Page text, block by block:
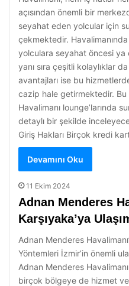
açısından önemli bir
seyahat eden yolcular için
çekmektedir.
yolculara seyahat öncesi ya
yanı sıra çeşitli kolaylıklar
avantajları ise bu
cazip hale getirmektedir.
Havalimanı lounge’larında
detaylı bir şekilde
Giriş Hakları Birçok kredi
Devamını Oku
11 Ekim 2024
Adnan Menderes
Karşıyaka’ya
Adnan Menderes
Yöntemleri İzmir’in önemli
Adnan Menderes
birçok bölgeye de hizmet